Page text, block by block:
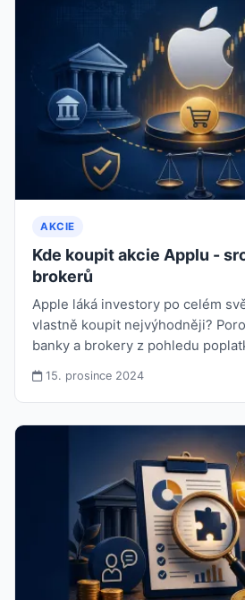
AKCIE
Kde koupit akcie Applu -
brokerů
Apple láká investory po celém
vlastně koupit nejvýhodněji?
banky a brokery z pohledu
15. prosince 2024